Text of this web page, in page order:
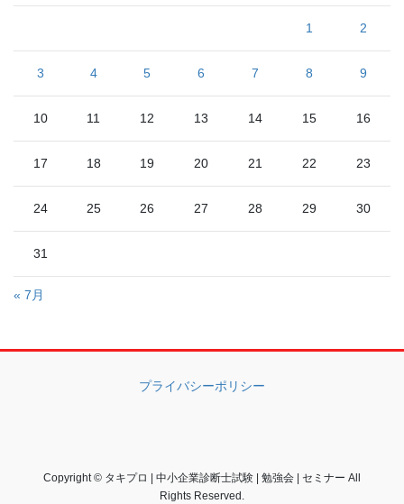
1 2
3 4 5 6 7 8 9
10 11 12 13 14 15 16
17 18 19 20 21 22 23
24 25 26 27 28 29 30
31
« 7月
プライバシーポリシー
Copyright © タキプロ | 中小企業診断士試験 | 勉強会 | セミナー All
Rights Reserved.